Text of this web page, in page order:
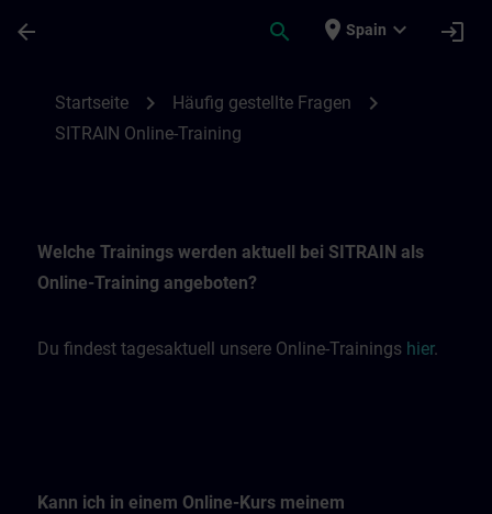
arrow_back search place Spain expand_more login
Startseite chevron_right Häufig gestellte Fragen chevron_right
SITRAIN Online-Training
Welche Trainings werden aktuell bei SITRAIN als
Online-Training angeboten?
Du findest tagesaktuell unsere Online-Trainings hier.
Kann ich in einem Online-Kurs meinem